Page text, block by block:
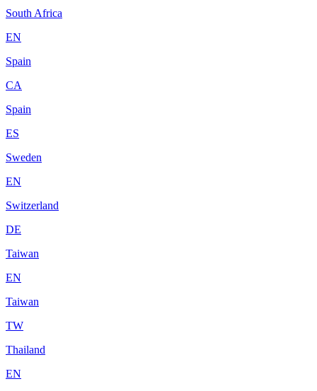
South Africa
EN
Spain
CA
Spain
ES
Sweden
EN
Switzerland
DE
Taiwan
EN
Taiwan
TW
Thailand
EN